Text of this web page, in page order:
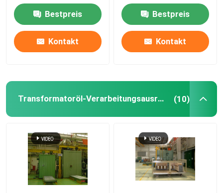
Bestpreis
Kontakt
Öltransformator
Bestpreis
Kontakt
Transformatoröl-Verarbeitungsausrüstung (10)